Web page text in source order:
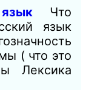
Что
язык
( что это
Лексика